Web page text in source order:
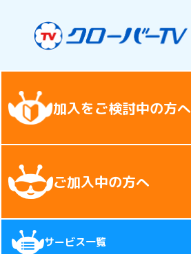
加入をご検討中の方へ
ご加入中の方へ
サービス一覧